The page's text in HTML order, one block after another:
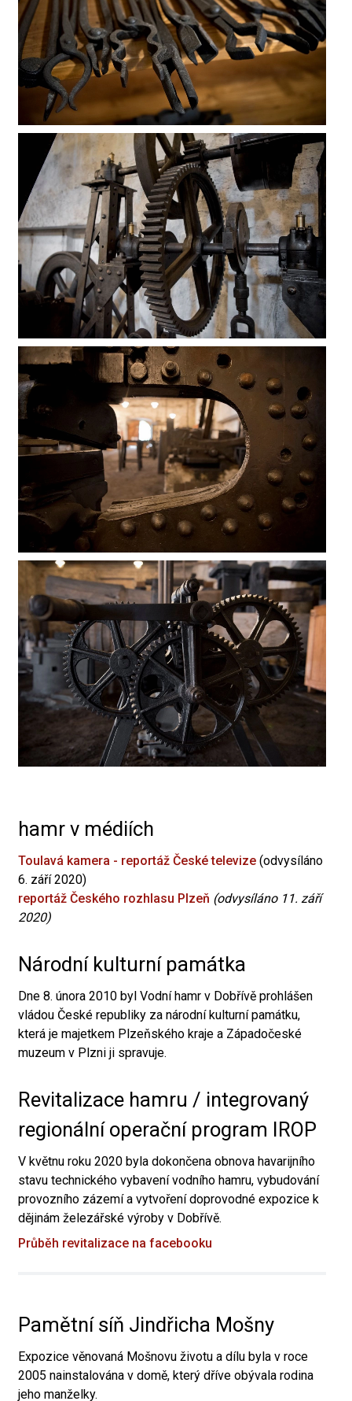
hamr v médiích
Toulavá kamera - reportáž České televize (odvysíláno
6. září 2020)
reportáž Českého rozhlasu Plzeň (odvysíláno 11. září
2020)
Národní kulturní památka
Dne 8. února 2010 byl Vodní hamr v Dobřívě prohlášen
vládou České republiky za národní kulturní památku,
která je majetkem Plzeňského kraje a Západočeské
muzeum v Plzni ji spravuje.
Revitalizace hamru / integrovaný
regionální operační program IROP
V květnu roku 2020 byla dokončena obnova havarijního
stavu technického vybavení vodního hamru, vybudování
provozního zázemí a vytvoření doprovodné expozice k
dějinám železářské výroby v Dobřívě.
Průběh revitalizace na facebooku
Pamětní síň Jindřicha Mošny
Expozice věnovaná Mošnovu životu a dílu byla v roce
2005 nainstalována v domě, který dříve obývala rodina
jeho manželky.